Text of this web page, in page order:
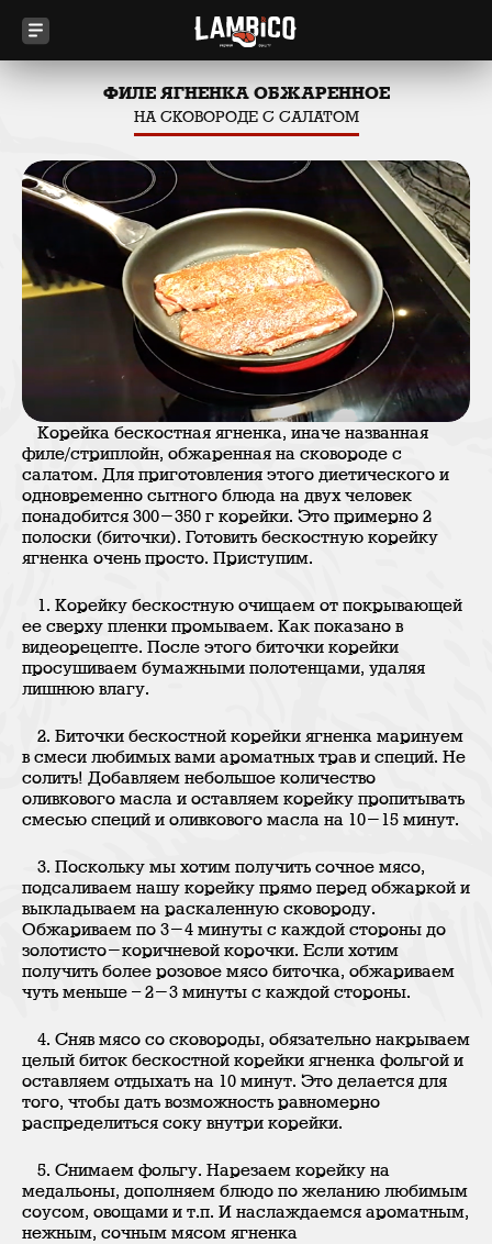
ФИЛЕ ЯГНЕНКА ОБЖАРЕННОЕ
НА СКОВОРОДЕ С САЛАТОМ
Корейка бескостная ягненка, иначе названная
филе/стриплойн, обжаренная на сковороде с
салатом. Для приготовления этого диетического и
одновременно сытного блюда на двух человек
понадобится 300-350 г корейки. Это примерно 2
полоски (биточки). Готовить бескостную корейку
ягненка очень просто. Приступим.
1. Корейку бескостную очищаем от покрывающей
ее сверху пленки промываем. Как показано в
видеорецепте. После этого биточки корейки
просушиваем бумажными полотенцами, удаляя
лишнюю влагу.
2. Биточки бескостной корейки ягненка маринуем
в смеси любимых вами ароматных трав и специй. Не
солить! Добавляем небольшое количество
оливкового масла и оставляем корейку пропитывать
смесью специй и оливкового масла на 10-15 минут.
3. Поскольку мы хотим получить сочное мясо,
подсаливаем нашу корейку прямо перед обжаркой и
выкладываем на раскаленную сковороду.
Обжариваем по 3-4 минуты с каждой стороны до
золотисто-коричневой корочки. Если хотим
получить более розовое мясо биточка, обжариваем
чуть меньше – 2-3 минуты с каждой стороны.
4. Сняв мясо со сковороды, обязательно накрываем
целый биток бескостной корейки ягненка фольгой и
оставляем отдыхать на 10 минут. Это делается для
того, чтобы дать возможность равномерно
распределиться соку внутри корейки.
5. Снимаем фольгу. Нарезаем корейку на
медальоны, дополняем блюдо по желанию любимым
соусом, овощами и т.п. И наслаждаемся ароматным,
нежным, сочным мясом ягненка